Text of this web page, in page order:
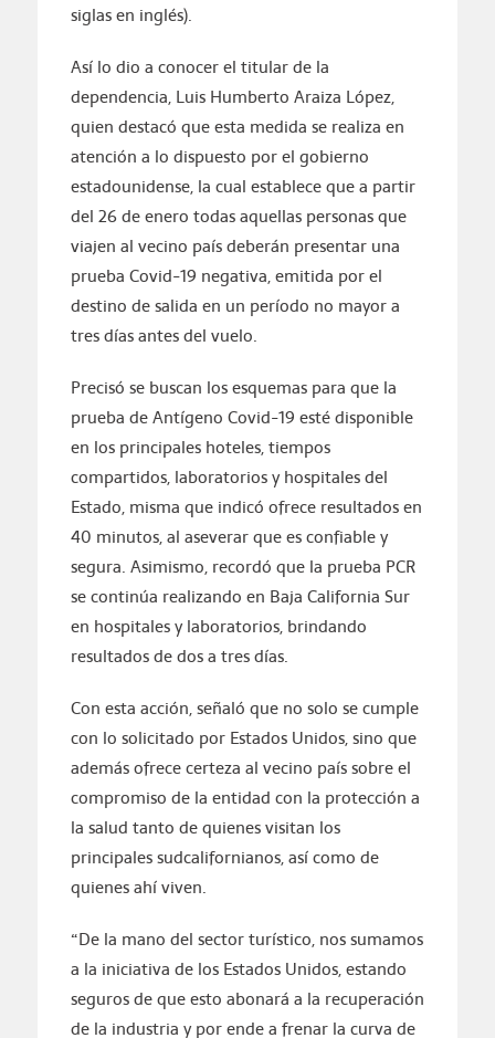
siglas en inglés).
Así lo dio a conocer el titular de la
dependencia, Luis Humberto Araiza López,
quien destacó que esta medida se realiza en
atención a lo dispuesto por el gobierno
estadounidense, la cual establece que a partir
del 26 de enero todas aquellas personas que
viajen al vecino país deberán presentar una
prueba Covid-19 negativa, emitida por el
destino de salida en un período no mayor a
tres días antes del vuelo.
Precisó se buscan los esquemas para que la
prueba de Antígeno Covid-19 esté disponible
en los principales hoteles, tiempos
compartidos, laboratorios y hospitales del
Estado, misma que indicó ofrece resultados en
40 minutos, al aseverar que es confiable y
segura. Asimismo, recordó que la prueba PCR
se continúa realizando en Baja California Sur
en hospitales y laboratorios, brindando
resultados de dos a tres días.
Con esta acción, señaló que no solo se cumple
con lo solicitado por Estados Unidos, sino que
además ofrece certeza al vecino país sobre el
compromiso de la entidad con la protección a
la salud tanto de quienes visitan los
principales sudcalifornianos, así como de
quienes ahí viven.
“De la mano del sector turístico, nos sumamos
a la iniciativa de los Estados Unidos, estando
seguros de que esto abonará a la recuperación
de la industria y por ende a frenar la curva de